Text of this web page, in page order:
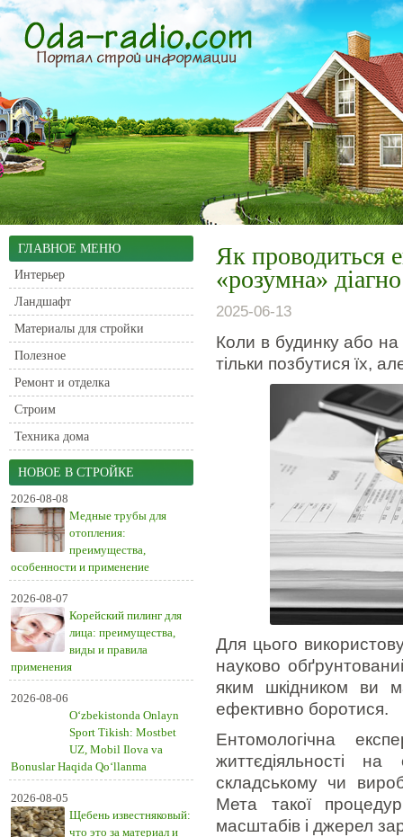
ГЛАВНОЕ МЕНЮ
Интерьер
Ландшафт
Материалы для стройки
Полезное
Ремонт и отделка
Строим
Техника дома
НОВОЕ В СТРОЙКЕ
2026-08-08
Медные трубы для
отопления:
преимущества,
особенности и применение
2026-08-07
Корейский пилинг для
лица: преимущества,
виды и правила
применения
2026-08-06
O‘zbekistonda Onlayn
Sport Tikish: Mostbet
UZ, Mobil Ilova va
Bonuslar Haqida Qo‘llanma
2026-08-05
Щебень известняковый:
что это за материал и
Як проводиться
«розумна»
2025-06-13
Коли в будинку або на
тільки позбутися їх,
Для цього
науково
яким шкідником ви
ефективно боротися.
Ентомологічна
життєдіяльності на
складському чи
Мета такої
масштабів і джерел